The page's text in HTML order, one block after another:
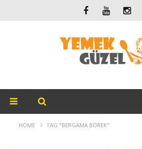
HOME TAG "BERGAMA BÖREK"